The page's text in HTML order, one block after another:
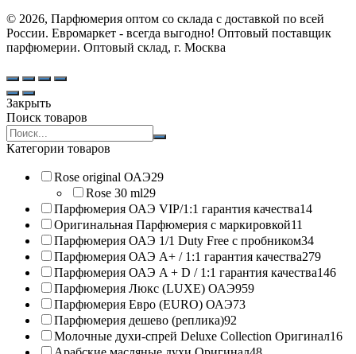
© 2026, Парфюмерия оптом со склада с доставкой по всей
России. Евромаркет - всегда выгодно! Оптовый поставщик
парфюмерии. Оптовый склад, г. Москва
Закрыть
Поиск товаров
Search
products:
Категории товаров
Rose original ОАЭ29
Rose 30 ml29
Парфюмерия ОАЭ VIP/1:1 гарантия качества14
Оригинальная Парфюмерия с маркировкой11
Парфюмерия ОАЭ 1/1 Duty Free с пробником34
Парфюмерия ОАЭ A+ / 1:1 гарантия качества279
Парфюмерия ОАЭ A + D / 1:1 гарантия качества146
Парфюмерия Люкс (LUXE) ОАЭ959
Парфюмерия Евро (EURO) ОАЭ73
Парфюмерия дешево (реплика)92
Молочные духи-спрей Deluxe Collection Оригинал16